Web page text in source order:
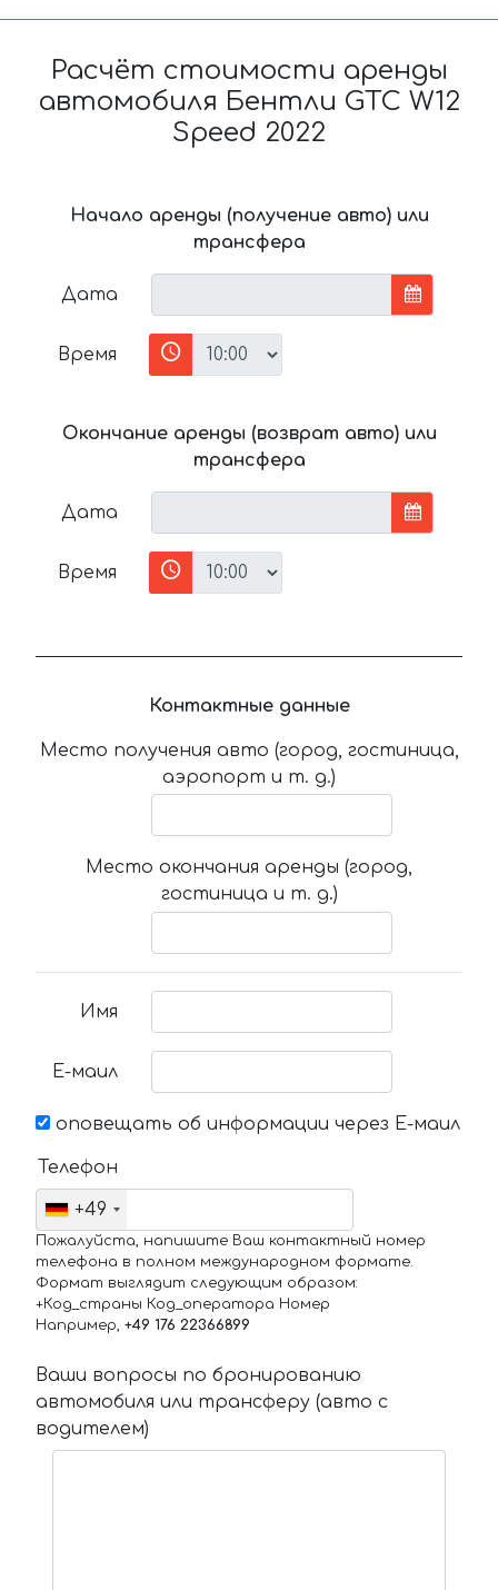
Расчёт стоимости аренды
автомобиля Бентли GTC W12
Speed 2022
Начало аренды (получение авто) или
трансфера
Дата
Время
Окончание аренды (возврат авто) или
трансфера
Дата
Время
Контактные данные
Место получения авто (город, гостиница,
аэропорт и т. д.)
Место окончания аренды (город,
гостиница и т. д.)
Имя
Е-маил
оповещать об информации через Е-маил
Телефон
+49
Пожалуйста, напишите Ваш контактный номер
телефона в полном международном формате.
Формат выглядит следующим образом:
+Код_страны Код_оператора Номер
Например, +49 176 22366899
Ваши вопросы по бронированию
автомобиля или трансферу (авто с
водителем)